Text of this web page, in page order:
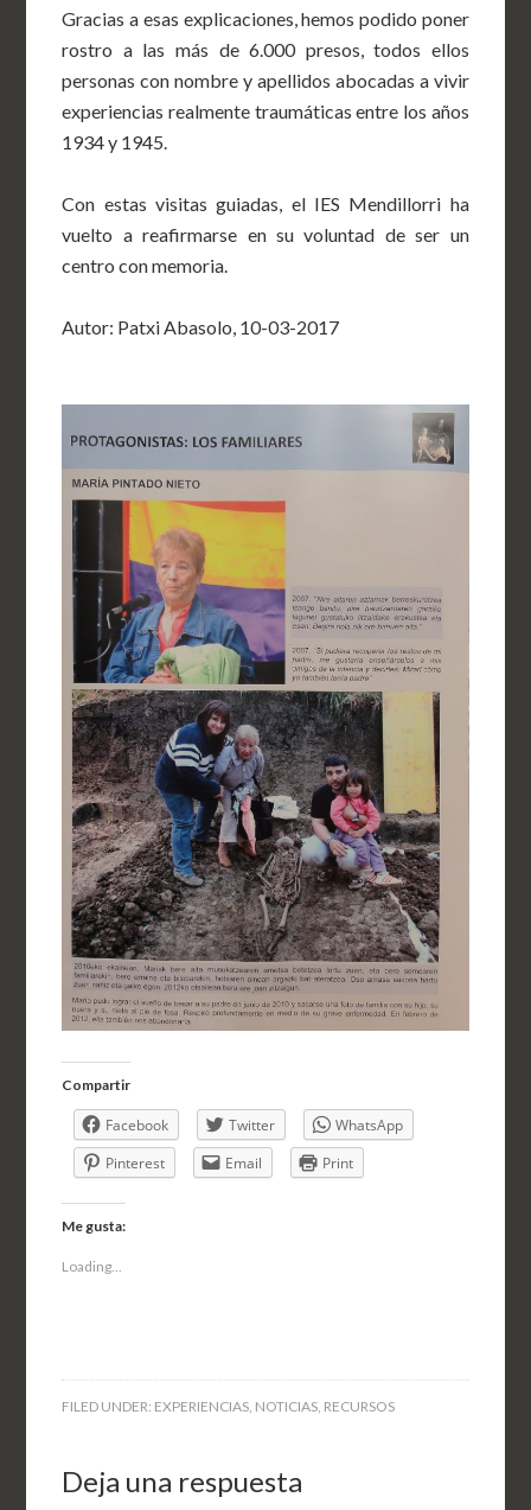
Gracias a esas explicaciones, hemos podido poner
rostro a las más de 6.000 presos, todos ellos
personas con nombre y apellidos abocadas a vivir
experiencias realmente traumáticas entre los años
1934 y 1945.
Con estas visitas guiadas, el IES Mendillorri ha
vuelto a reafirmarse en su voluntad de ser un
centro con memoria.
Autor: Patxi Abasolo, 10-03-2017
Compartir
Facebook Twitter
WhatsApp
Pinterest
Email Print
Me gusta:
Loading...
FILED UNDER: EXPERIENCIAS NOTICIAS RECURSOS
Deja una respuesta